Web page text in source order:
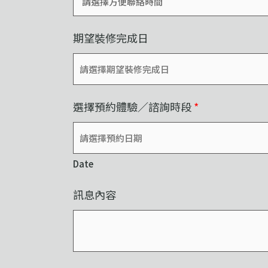
期望裝修完成日
選擇預約體驗／諮詢時段*
Date
訊息內容